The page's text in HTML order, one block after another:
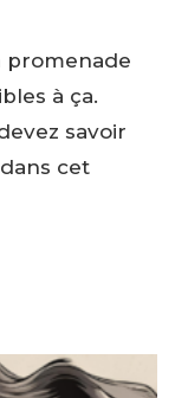
promenade
à ça.
savoir
cet